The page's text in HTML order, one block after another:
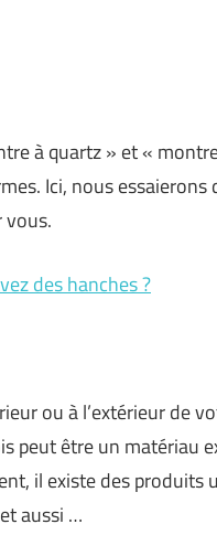
à quartz » et «
Ici, nous
des hanches ?
ou à l’extérieur de
peut être un matériau
il existe des produits
aussi …